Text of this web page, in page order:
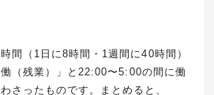
間（ 1 日に8時間・ 1週間に40時間）
（残業）」と22:00〜5:00の間に働
さったものです。まとめると、